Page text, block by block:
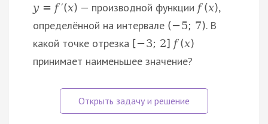
y = f′(x) — производной функции f (x),
определённой на интервале (−5; 7). В
какой точке отрезка [−3; 2] f (x)
принимает наименьшее значение?